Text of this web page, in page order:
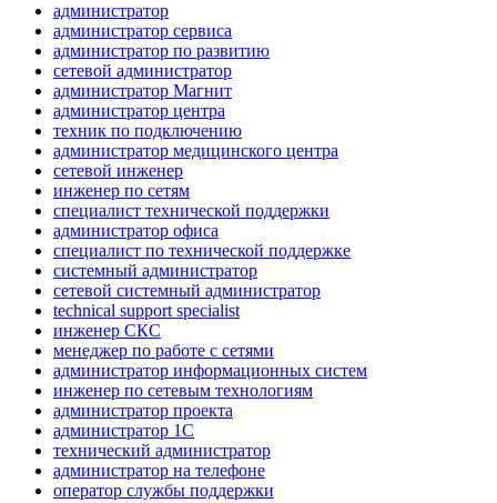
администратор
администратор сервиса
администратор по развитию
сетевой администратор
администратор Магнит
администратор центра
техник по подключению
администратор медицинского центра
сетевой инженер
инженер по сетям
специалист технической поддержки
администратор офиса
специалист по технической поддержке
системный администратор
сетевой системный администратор
technical support specialist
инженер СКС
менеджер по работе с сетями
администратор информационных систем
инженер по сетевым технологиям
администратор проекта
администратор 1С
технический администратор
администратор на телефоне
оператор службы поддержки